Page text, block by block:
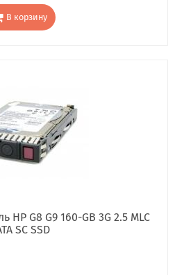
В корзину
HP G8 G9 160-GB 3G 2.5 MLC
SC SSD